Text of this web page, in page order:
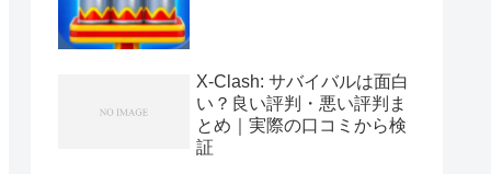
X-Clash: サバイバルは面白
い？良い評判・悪い評判ま
とめ｜実際の口コミから検
証